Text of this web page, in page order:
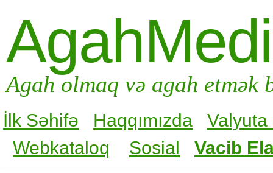
Agah olmaq və agah
İlk Səhifə Haqqımızda
Valyuta
Webkataloq
Sosial Vacib